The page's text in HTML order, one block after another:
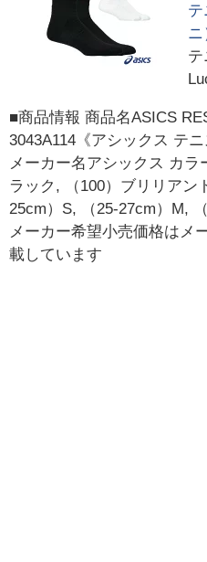
ニ
■商品情報 商品名ASICS
3043A114《アシックス テ
メーカー名アシックス カ
ラック, （100）ブリリアン
25cm）S, （25-27cm）M,
メーカー希望小売価格はメ
載しています